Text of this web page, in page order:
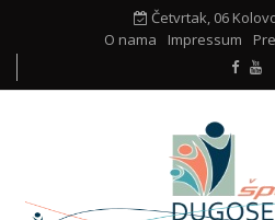
Četvrtak, 06
O nama
Impressum